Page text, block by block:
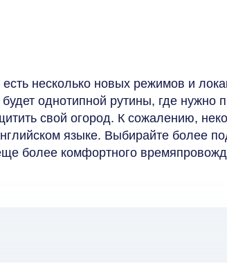
несколько новых режимов и
однотипной рутины, где нужно
свой огород. К сожалению,
языке. Выбирайте более
более комфортного